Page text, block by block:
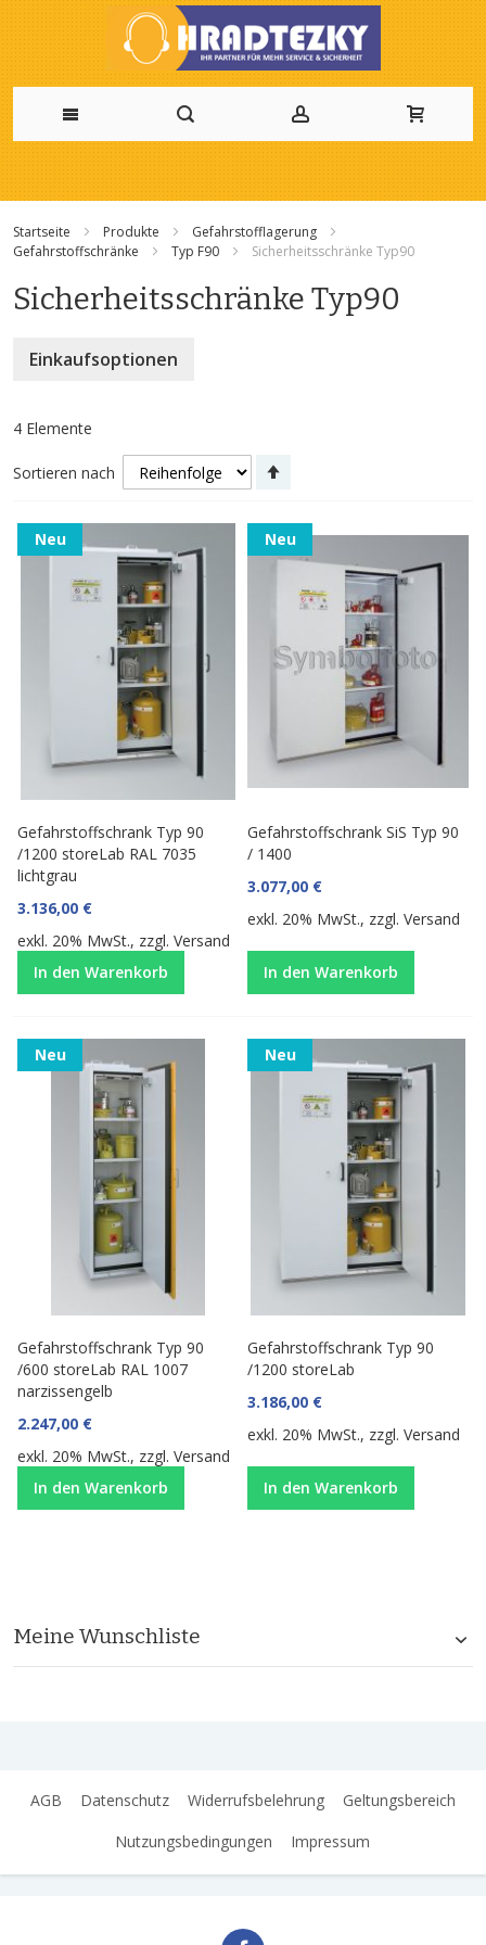
Zum
springen
Startseite Produkte
Gefahrstofflagerung
Gefahrstoffschränke
Typ F90 Sicherheitsschränke Typ90
Sicherheitsschränke Typ90
4 Elemente
Sortieren nach
Neu
Gefahrstoffschrank Typ 90
/1200 storeLab RAL 7035
lichtgrau
3.136,00 €
exkl. 20% MwSt., zzgl.Versand
In den Warenkorb
Neu
Gefahrstoffschrank SiS Typ 90
/ 1400
3.077,00 €
exkl. 20% MwSt., zzgl.Versand
In den Warenkorb
Neu
Gefahrstoffschrank Typ 90
/600 storeLab RAL 1007
narzissengelb
2.247,00 €
exkl. 20% MwSt., zzgl.Versand
In den Warenkorb
Neu
Gefahrstoffschrank Typ 90
/1200 storeLab
3.186,00 €
exkl. 20% MwSt., zzgl.Versand
In den Warenkorb
Einkaufsoptionen
Meine Wunschliste
AGB Datenschutz Widerrufsbelehrung
Geltungsbereich
Nutzungsbedingungen
Impressum